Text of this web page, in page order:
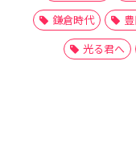
鎌倉時代
光る君へ